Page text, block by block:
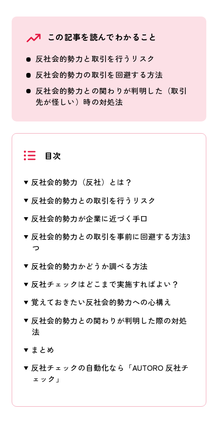
この記事を読んでわかること
反社会的勢力と取引を行うリスク
反社会的勢力の取引を回避する方法
反社会的勢力との関わりが判明した（取引
先が怪しい）時の対処法
目次
反社会的勢力（反社）とは？
反社会的勢力との取引を行うリスク
反社会的勢力が企業に近づく手口
反社会的勢力との取引を事前に回避する方法3
つ
反社会的勢力かどうか調べる方法
反社チェックはどこまで実施すればよい？
覚えておきたい反社会的勢力への心構え
反社会的勢力との関わりが判明した際の対処
法
まとめ
反社チェックの自動化なら「AUTORO 反社チ
ェック」